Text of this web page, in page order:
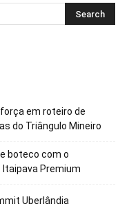
em roteiro de
do Triângulo Mineiro
boteco com o
Premium
Uberlândia